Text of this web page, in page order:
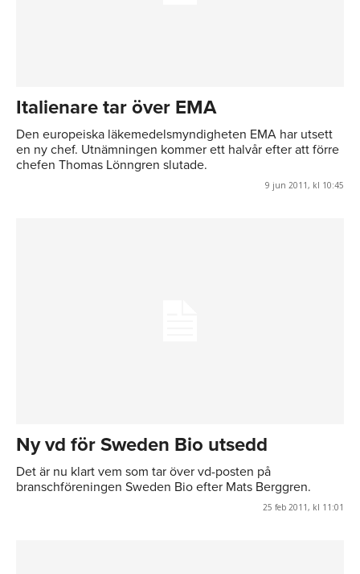
Italienare tar över EMA
Den europeiska läkemedelsmyndigheten EMA har utsett
en ny chef. Utnämningen kommer ett halvår efter att förre
chefen Thomas Lönngren slutade.
9 jun 2011, kl 10:45
Ny vd för Sweden Bio utsedd
Det är nu klart vem som tar över vd-posten på
branschföreningen Sweden Bio efter Mats Berggren.
25 feb 2011, kl 11:01